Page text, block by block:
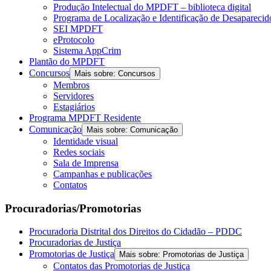
Produção Intelectual do MPDFT – biblioteca digital
Programa de Localização e Identificação de
SEI MPDFT
eProtocolo
Sistema AppCrim
Plantão do MPDFT
Concursos
Mais sobre: Concursos
Membros
Servidores
Estagiários
Programa MPDFT Residente
Comunicação
Mais sobre: Comunicação
Identidade visual
Redes sociais
Sala de Imprensa
Campanhas e publicações
Contatos
Procuradorias/Promotorias
Procuradoria Distrital dos Direitos do Cidadão – PDDC
Procuradorias de Justiça
Promotorias de Justiça
Mais sobre: Promotorias de Justiça
Contatos das Promotorias de Justiça